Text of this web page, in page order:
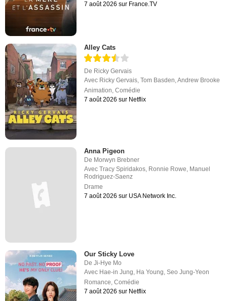
7 août 2026 sur France.TV
Alley Cats
De Ricky Gervais
Avec Ricky Gervais,Tom Basden,Andrew Brooke
Animation,Comédie
7 août 2026 sur Netflix
Anna Pigeon
De Morwyn Brebner
AvecTracy Spiridakos Ronnie Rowe Manuel
Rodriguez-Saenz
Drame
7 août 2026 sur USA Network Inc.
Our Sticky Love
DeJi-Hye Mo
Avec Hae-in Jung, Ha Young,Seo Jung-Yeon
Romance,Comédie
7 août 2026 sur Netflix